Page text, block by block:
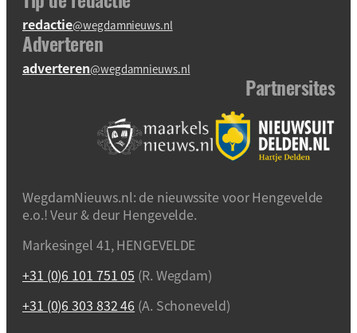
redactie@wegdamnieuws.nl
Adverteren
adverteren@wegdamnieuws.nl
Partnersites
WegdamNieuws.nl: de nieuwssite voor Hengevelde
e.o.! Veur & deur Hengevelde.
Markesingel 41, HENGEVELDE
+31 (0)6 101 751 05 (R. Wegdam)
+31 (0)6 303 832 46 (A. Schoneveld)